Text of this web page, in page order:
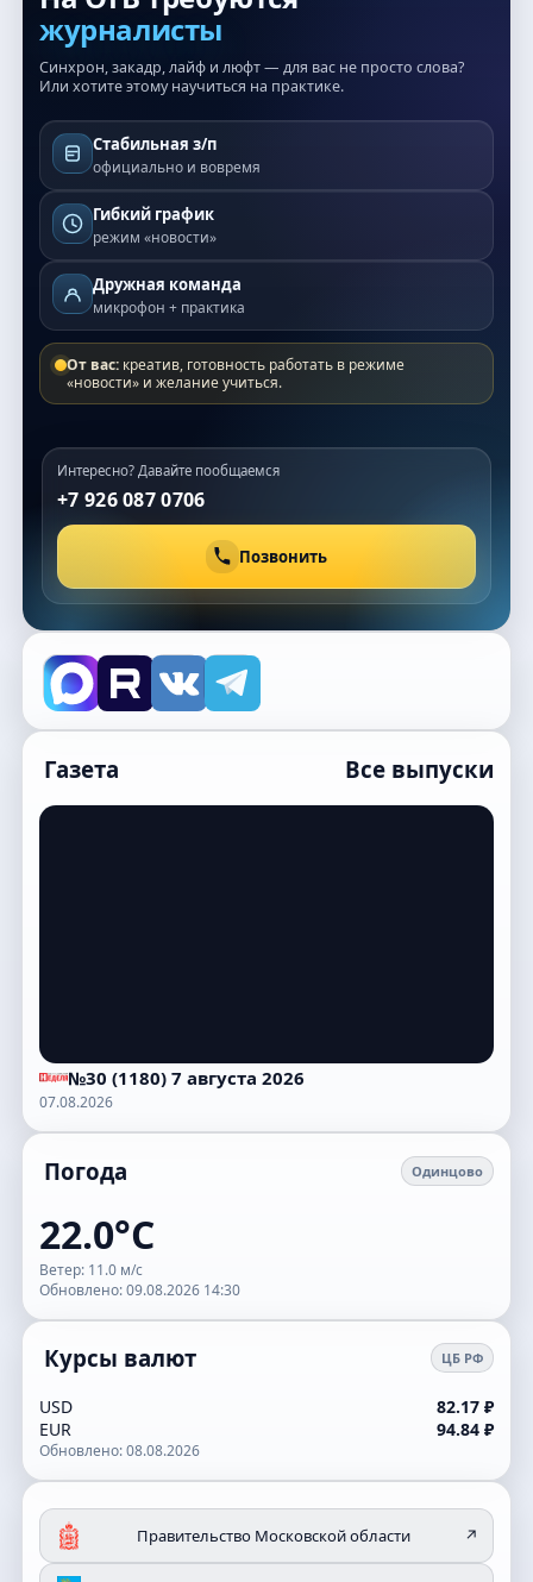
журналисты
Синхрон, закадр, лайф и люфт — для вас не просто слова?
Или хотите этому научиться на практике.
Стабильная з/п
официально и вовремя
Гибкий график
режим «новости»
Дружная команда
микрофон + практика
От вас: креатив, готовность работать в режиме
«новости» и желание учиться.
Интересно? Давайте пообщаемся
+7 926 087 0706
Позвонить
Газета Все выпуски
№30 (1180) 7 августа 2026
07.08.2026
Погода Одинцово
22.0°C
Ветер: 11.0 м/с
Обновлено: 09.08.2026 14:30
Курсы валют ЦБ РФ
USD
82.17 ₽
EUR
94.84 ₽
Обновлено: 08.08.2026
Правительство Московской области ↗